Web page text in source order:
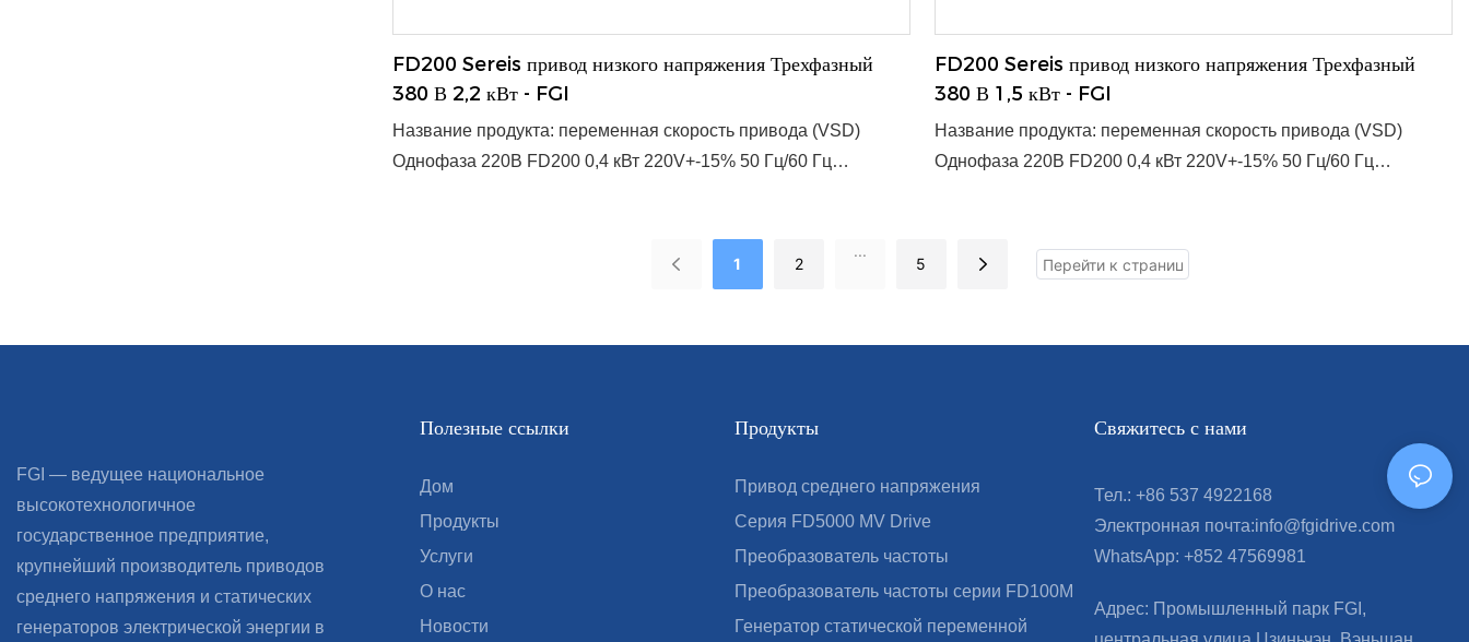
OEM/ODM: приемлемо
● OEM/ODM: приемлемо.
FD200 Sereis привод низкого напряжения Трехфазный
380 В 2,2 кВт - FGI
Название продукта: переменная скорость привода (VSD)
Однофаза 220В FD200 0,4 кВт 220V+-15% 50 Гц/60 Гц
мощности. С его компактными размерами 180x133x150 мм он
подходит для широкого спектра приложений и легко
● Оценка питания ： 0,4 ~ 15 кВт
● Время выполнения выполнения: 3 ~ 10 дней, зависит от
● OEM/ODM: приемлемо
FD200 Sereis привод низкого напряжения Трехфазный
380 В 1,5 кВт - FGI
Название продукта: переменная скорость привода (VSD)
Однофаза 220В FD200 0,4 кВт 220V+-15% 50 Гц/60 Гц
мощности. С его компактными размерами 180x133x150 мм он
подходит для широкого спектра приложений и легко
● Оценка питания ： 0,4 ~ 15 кВт
● Время выполнения выполнения: 3 ~ 10 дней, зависит от
● OEM/ODM: приемлемо
1 2
...
5
FGI — ведущее национальное
высокотехнологичное
государственное предприятие,
крупнейший производитель приводов
среднего напряжения и статических
генераторов электрической энергии в
Полезные ссылки
Дом
Продукты
Услуги
О нас
Новости
Продукты
Привод среднего напряжения
Серия FD5000 MV Drive
Преобразователь частоты
Преобразователь частоты серии FD100M
Генератор статической переменной
Свяжитесь с нами
Тел.: +86 537 4922168
Электронная почта:info@fgidrive.com
WhatsApp: +852 47569981
Адрес: Промышленный парк FGI,